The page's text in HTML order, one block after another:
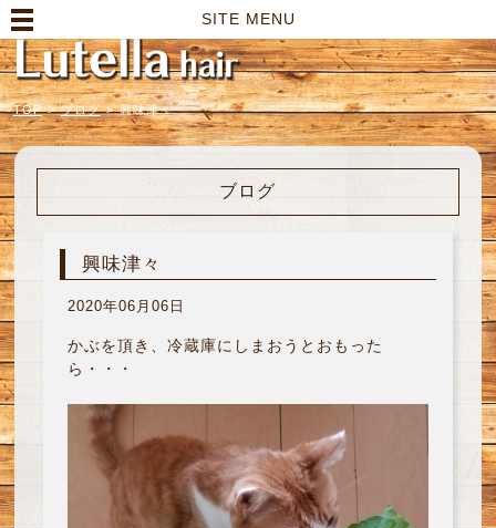
SITE MENU
TOP > ブログ > 興味津々
ブログ
興味津々
2020年06月06日
かぶを頂き、冷蔵庫にしまおうとおもった
ら・・・